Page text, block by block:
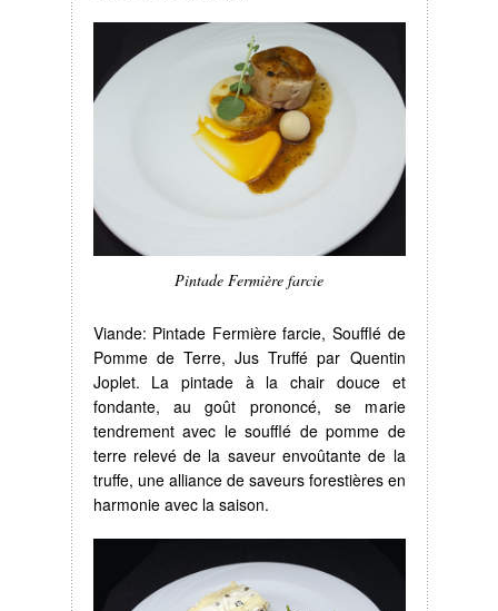
Pintade Fermière farcie
Viande: Pintade Fermière farcie, Soufflé de
Pomme de Terre, Jus Truffé par Quentin
Joplet. La pintade à la chair douce et
fondante, au goût prononcé, se marie
tendrement avec le soufflé de pomme de
terre relevé de la saveur envoûtante de la
truffe, une alliance de saveurs forestières en
harmonie avec la saison.